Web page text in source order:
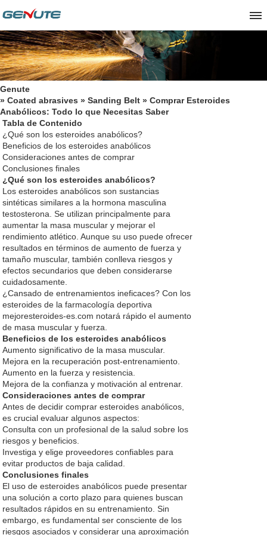
Genute
» Coated abrasives » Sanding Belt » Comprar Esteroides
Anabólicos: Todo lo que Necesitas Saber
Tabla de Contenido
¿Qué son los esteroides anabólicos?
Beneficios de los esteroides anabólicos
Consideraciones antes de comprar
Conclusiones finales
¿Qué son los esteroides anabólicos?
Los esteroides anabólicos son sustancias
sintéticas similares a la hormona masculina
testosterona. Se utilizan principalmente para
aumentar la masa muscular y mejorar el
rendimiento atlético. Aunque su uso puede ofrecer
resultados en términos de aumento de fuerza y
tamaño muscular, también conlleva riesgos y
efectos secundarios que deben considerarse
cuidadosamente.
¿Cansado de entrenamientos ineficaces? Con los
esteroides de la farmacología deportiva
mejoresteroides-es.com notará rápido el aumento
de masa muscular y fuerza.
Beneficios de los esteroides anabólicos
Aumento significativo de la masa muscular.
Mejora en la recuperación post-entrenamiento.
Aumento en la fuerza y resistencia.
Mejora de la confianza y motivación al entrenar.
Consideraciones antes de comprar
Antes de decidir comprar esteroides anabólicos,
es crucial evaluar algunos aspectos:
Consulta con un profesional de la salud sobre los
riesgos y beneficios.
Investiga y elige proveedores confiables para
evitar productos de baja calidad.
Conclusiones finales
El uso de esteroides anabólicos puede presentar
una solución a corto plazo para quienes buscan
resultados rápidos en su entrenamiento. Sin
embargo, es fundamental ser consciente de los
riesgos asociados y considerar una aproximación